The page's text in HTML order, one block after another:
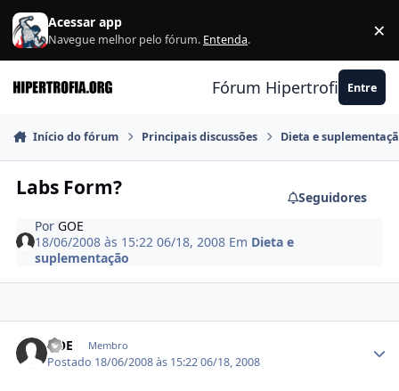
Ir para conteúdo
Acessar app
Navegue melhor pelo fórum. Entenda. ×
Fórum Hipertrofia.org
Entre
Início do fórum Principais discussões Dieta e
Labs Form?
Seguidores
PorGOE
18/06/2008 às 15:2206/18, 2008 Em Dieta e
suplementação
GOE Membro
Postado 18/06/2008 às 15:2206/18, 2008